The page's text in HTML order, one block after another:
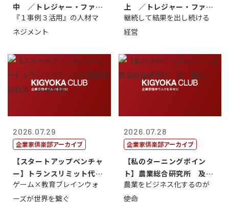
中 ／トレジャー・ファク
トリー社長野坂...
『１事例３活用』の人材マ
ネジメント
上 ／トレジャー・ファク
トリー社長野坂...
継続して結果を出し続ける
経営
2026.07.29
企業家倶楽部アーカイブ
【スタートアップベンチャ
ー】トランスリミット代表
取締役社長 ...
ゲーム×教育ブレインウォ
ーズが世界を繋ぐ
2026.07.28
企業家倶楽部アーカイブ
【私のターニングポイン
ト】農業総合研究所 及川
智正
農業をビジネス化するのが
使命